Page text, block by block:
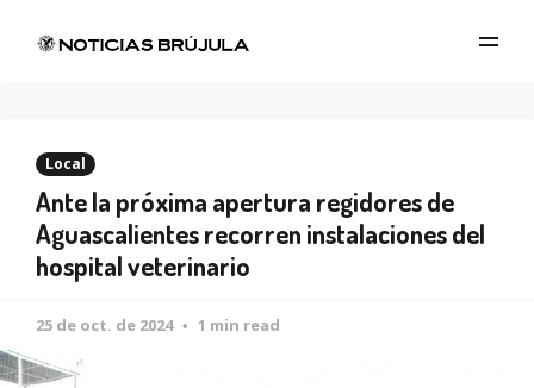
Local
Ante la próxima apertura regidores de
Aguascalientes recorren instalaciones del
hospital veterinario
25 de oct. de 2024 1 min read